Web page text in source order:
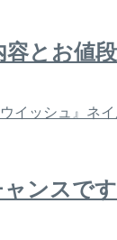
容とお値
イッシュ』ネ
ンスで